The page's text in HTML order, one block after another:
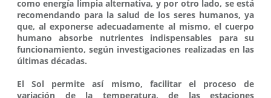
como energía limpia alternativa, y por otro lado, se está
recomendando para la salud de los seres humanos, ya
que, al exponerse adecuadamente al mismo, el cuerpo
humano absorbe nutrientes indispensables para su
funcionamiento, según investigaciones realizadas en las
últimas décadas.
El Sol permite así mismo, facilitar el proceso de
variación de la temperatura, de las estaciones